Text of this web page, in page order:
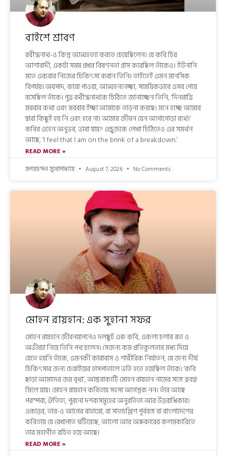
বাইশে শ্রাবণ
রবীন্দ্রনাথ-ও কিন্তু আত্মহত্যা করতে চেয়েছিলেন। যে কবি চির
আশাবাদী, একটা সময় প্রখর বিষণ্নতা গ্রাস করেছিল তাঁকেও। ইউনানি
মতে একবার নিজের চিকিৎসা করান তিনি। তাইতেই এমন মানসিক
বিপর্যয়। অবসাদ, কান্না পাওয়া, আত্মহননেচ্ছা, সাময়িকভাবে এসব পেয়ে
বসেছিল তাঁকে। পুত্র রথীন্দ্রনাথকে চিঠিতে জানাচ্ছেন তিনি, ‘দিনরাত্রি
মরবার কথা এবং মরবার ইচ্ছা আমাকে তাড়না করছে। মনে হচ্ছে আমার
দ্বারা কিছুই হয় নি এবং হবে না। আমার জীবন যেন আগাগোড়া ব্যর্থ।’
কবির এহেন অনুভব, ভাবা যায়? এন্ড্রুজকে লেখা চিঠিতেও এর সমর্থন
আছে, ‘l feel that l am on the brink of a breakdown.’
READ MORE »
মলয়চন্দন মুখোপাধ্যায়
August 7, 2026 No Comments
মোহন রায়হান: এক সুহানা সফর
মোহন রায়হান জীবনযাপনেও দলছুট এক কবি, একলা চলার ব্রত ও
অভীপ্সা নিয়ে তিনি পথ চলেন। সেজন্য কম প্রতিকূলতার মধ্য দিয়ে
যেতে হয়নি তাঁকে, এমনকী কারাবাস ও শারীরিক নির্যাতন, যে জন্য দীর্ঘ
চিকিৎসার জন্য চেন্নাইয়ের হাসপাতালে ভর্তি হতে হয়েছিল তাঁকে। ‘কবি
ছাড়া আমাদের জয় বৃথা’, আপ্তবাক্যটি মোহন রায়হান নামের সঙ্গে হুবহু
মিলে যায়। মোহন রায়হান কবিতায় সহসা আগন্তুক নন। তাঁর আছে
পরম্পরা, ঐতিহ্য, পুরনো দশকসমূহের অনুবর্তিতা আর উত্তরাধিকার।
একাত্তর, তার-ও আগের বাহান্নো, বা সাতচল্লিশ পূর্ববঙ্গ বা বাংলাদেশের
কবিতায় যে রেখাপাত ঘটিয়েছে, আলো আর অন্ধকারের কলমকারিতে
তার মহাগীত রচিত হয়ে আছে।
READ MORE »